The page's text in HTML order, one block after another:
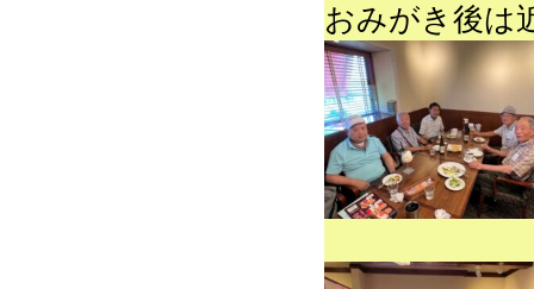
おみがき後は